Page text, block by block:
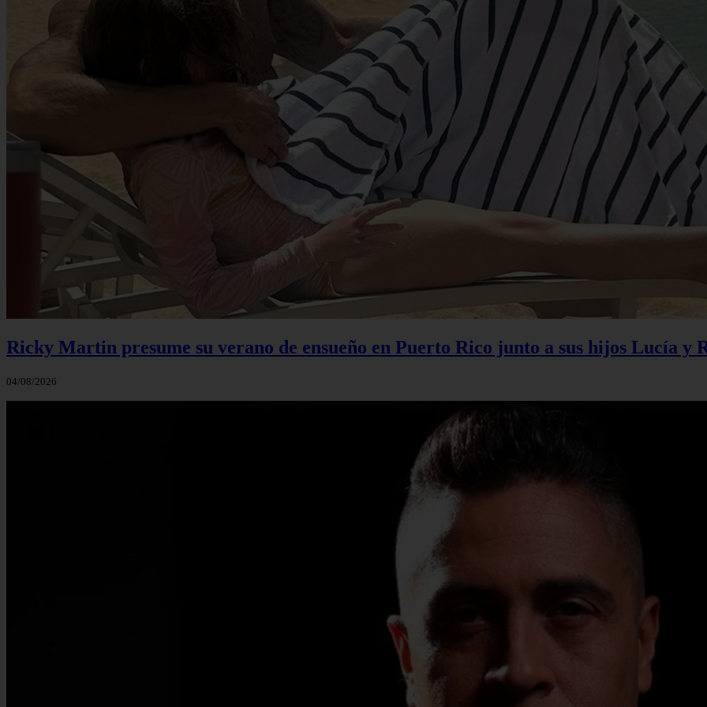
Ricky Martin presume su verano de ensueño en Puerto Rico junto a sus hijos Lucía y
04/08/2026